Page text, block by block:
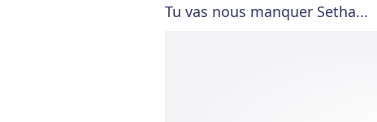
Tu vas nous manquer Setha...